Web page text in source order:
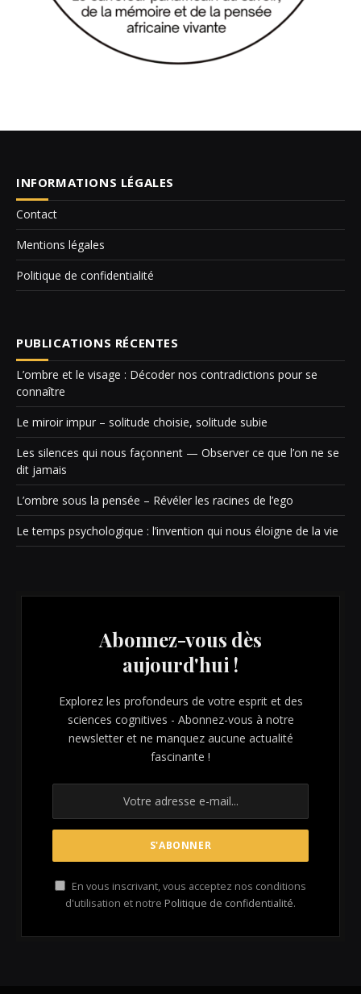
INFORMATIONS LÉGALES
Contact
Mentions légales
Politique de confidentialité
PUBLICATIONS RÉCENTES
L’ombre et le visage : Décoder nos contradictions pour se
connaître
Le miroir impur – solitude choisie, solitude subie
Les silences qui nous façonnent — Observer ce que l’on ne se
dit jamais
L’ombre sous la pensée – Révéler les racines de l’ego
Le temps psychologique : l’invention qui nous éloigne de la vie
Abonnez-vous dès
aujourd'hui !
Explorez les profondeurs de votre esprit et des
sciences cognitives - Abonnez-vous à notre
newsletter et ne manquez aucune actualité
fascinante !
En vous inscrivant, vous acceptez nos conditions
d'utilisation et notre Politique de confidentialité.